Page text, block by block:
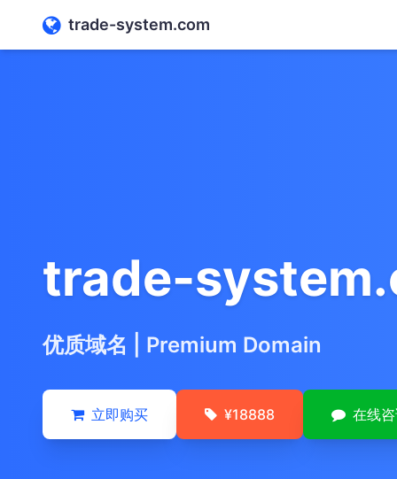
trade-system.com
trade-
优质域名 | Premium Domain
立即购买 ¥18888 在线